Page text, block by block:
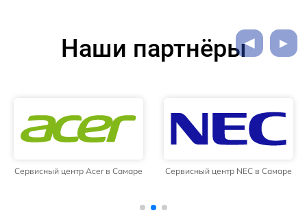
Наши партнёры
Сервисный центр Acer в Самаре Сервисный центр NEC в Самаре